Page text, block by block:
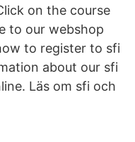
on the course
to our webshop
to register to sfi
about our sfi
Läs om sfi och